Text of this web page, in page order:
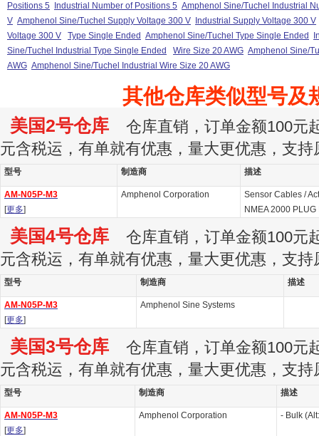
Positions 5
Industrial Number of Positions 5 Amphenol Sine/Tuchel Industrial
V Amphenol Sine/Tuchel Supply Voltage 300 V
Industrial Supply Voltage 300 V
Voltage 300 V
Type Single Ended Amphenol Sine/Tuchel Type Single Ended
Sine/Tuchel Industrial Type Single Ended
Wire Size 20 AWG Amphenol Sine/
AWG Amphenol Sine/Tuchel Industrial Wire Size 20 AWG
其他仓库类似型号及
美国2号仓库 仓库直销，订单金额100元
元含税运，有单就有优惠，量大更优惠，支持
型号 制造商 描述
AM-N05P-M3
[更多]
Amphenol Corporation
Sensor Cables /
NMEA 2000 PLUG
美国4号仓库 仓库直销，订单金额100元
元含税运，有单就有优惠，量大更优惠，支持
型号 制造商 描述
AM-N05P-M3
[更多]
Amphenol Sine Systems
美国3号仓库 仓库直销，订单金额100元
元含税运，有单就有优惠，量大更优惠，支持
型号 制造商 描述
AM-N05P-M3
[更多]
Amphenol Corporation - Bulk